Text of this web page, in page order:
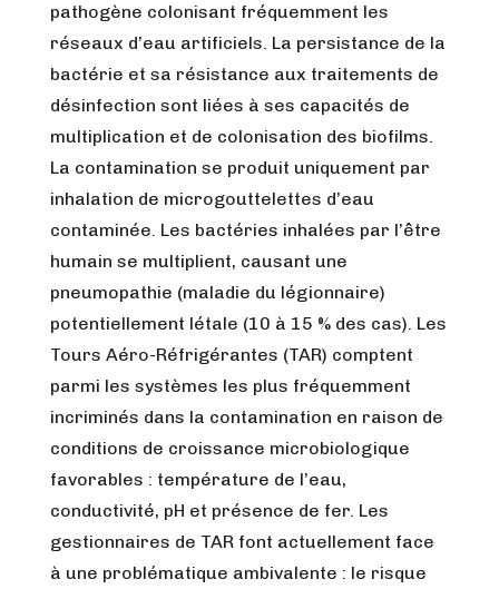
pathogène colonisant fréquemment les
réseaux d’eau artificiels. La persistance de la
bactérie et sa résistance aux traitements de
désinfection sont liées à ses capacités de
multiplication et de colonisation des biofilms.
La contamination se produit uniquement par
inhalation de microgouttelettes d’eau
contaminée. Les bactéries inhalées par l’être
humain se multiplient, causant une
pneumopathie (maladie du légionnaire)
potentiellement létale (10 à 15 % des cas). Les
Tours Aéro-Réfrigérantes (TAR) comptent
parmi les systèmes les plus fréquemment
incriminés dans la contamination en raison de
conditions de croissance microbiologique
favorables : température de l’eau,
conductivité, pH et présence de fer. Les
gestionnaires de TAR font actuellement face
à une problématique ambivalente : le risque